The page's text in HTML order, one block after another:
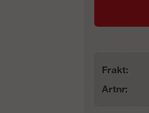
Frakt:
Artnr: